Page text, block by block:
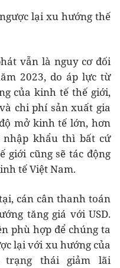
lại xu hướng thế
vẫn là nguy cơ đối
2023, do áp lực từ
của kinh tế thế giới,
chi phí sản xuất gia
mở kinh tế lớn, hơn
nhập khẩu thì bất cứ
giới cũng sẽ tác động
tế Việt Nam.
cán cân thanh toán
tăng giá với USD.
phù hợp để chúng ta
lại với xu hướng của
trạng thái giảm lãi